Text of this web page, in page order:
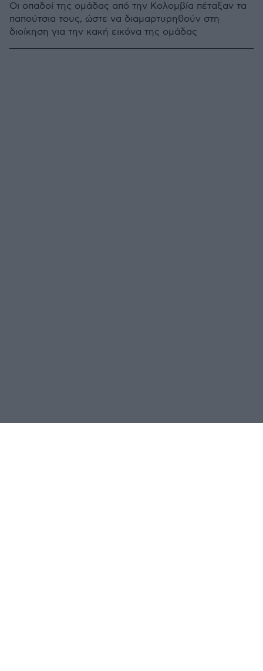
Οι οπαδοί της ομάδας από την Κολομβία πέταξαν τα
παπούτσια τους, ώστε να διαμαρτυρηθούν στη
διοίκηση για την κακή εικόνα της ομάδας